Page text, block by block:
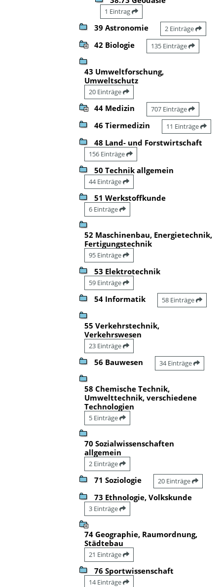
1 Eintrag
39 Astronomie 2 Einträge
42 Biologie 135 Einträge
43 Umweltforschung,
Umweltschutz
20 Einträge
44 Medizin 707 Einträge
46 Tiermedizin 11 Einträge
48 Land- und Forstwirtschaft
156 Einträge
50 Technik allgemein
44 Einträge
51 Werkstoffkunde
6 Einträge
52 Maschinenbau, Energietechnik,
Fertigungstechnik
95 Einträge
53 Elektrotechnik
59 Einträge
54 Informatik 58 Einträge
55 Verkehrstechnik,
Verkehrswesen
23 Einträge
56 Bauwesen 34 Einträge
58 Chemische Technik,
Umwelttechnik, verschiedene
Technologien
5 Einträge
70 Sozialwissenschaften
allgemein
2 Einträge
71 Soziologie 20 Einträge
73 Ethnologie, Volkskunde
3 Einträge
74 Geographie, Raumordnung,
Städtebau
21 Einträge
76 Sportwissenschaft
14 Einträge